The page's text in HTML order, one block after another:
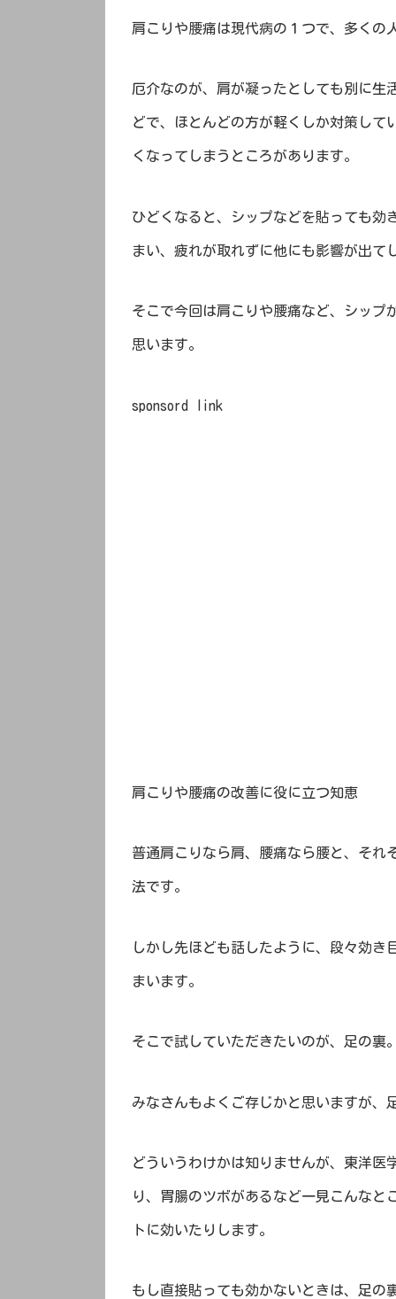
肩こりや腰痛は現代病の１つで、多くの
厄介なのが、肩が凝ったとしても別に生
どで、ほとんどの方が軽くしか対策して
くなってしまうところがあります。
ひどくなると、シップなどを貼っても効
まい、疲れが取れずに他にも影響が出て
そこで今回は肩こりや腰痛など、シップ
思います。
sponsord link
肩こりや腰痛の改善に役に立つ知恵
普通肩こりなら肩、腰痛なら腰と、それ
法です。
しかし先ほども話したように、段々効
まいます。
そこで試していただきたいのが、足の裏
みなさんもよくご存じかと思いますが、
どういうわけかは知りませんが、東洋医
り、胃腸のツボがあるなど一見こんな
トに効いたりします。
もし直接貼っても効かないときは、足の